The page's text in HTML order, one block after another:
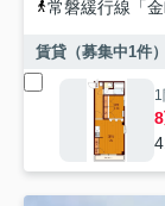
常磐緩行線 「
賃貸（募集中1件）